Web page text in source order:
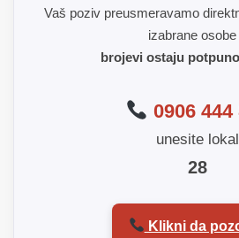
Vaš poziv preusmeravamo
izabrane osobe
brojevi ostaju
0906 444
unesite lokal
28
Klikni da